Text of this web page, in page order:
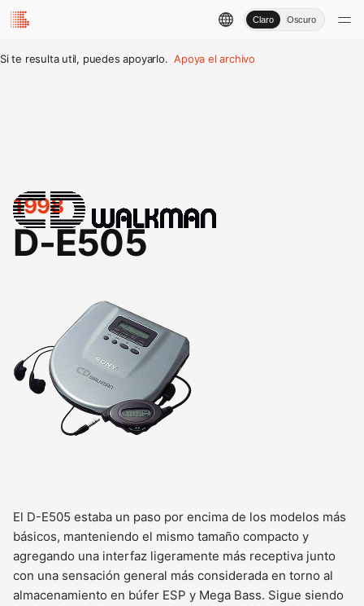
Claro Oscuro
Si te resulta util, puedes apoyarlo. Apoya el archivo
1998
D-E505
El D-E505 estaba un paso por encima de los modelos más
básicos, manteniendo el mismo tamaño compacto y
agregando una interfaz ligeramente más receptiva junto
con una sensación general más considerada en torno al
almacenamiento en búfer ESP y Mega Bass. Sigue siendo